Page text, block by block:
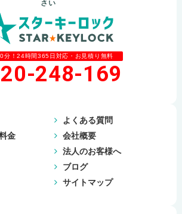
さい
分！24時間365日対応・お見積り無料
248-169
金
よくある質問
会社概要
法人のお客様へ
ブログ
サイトマップ